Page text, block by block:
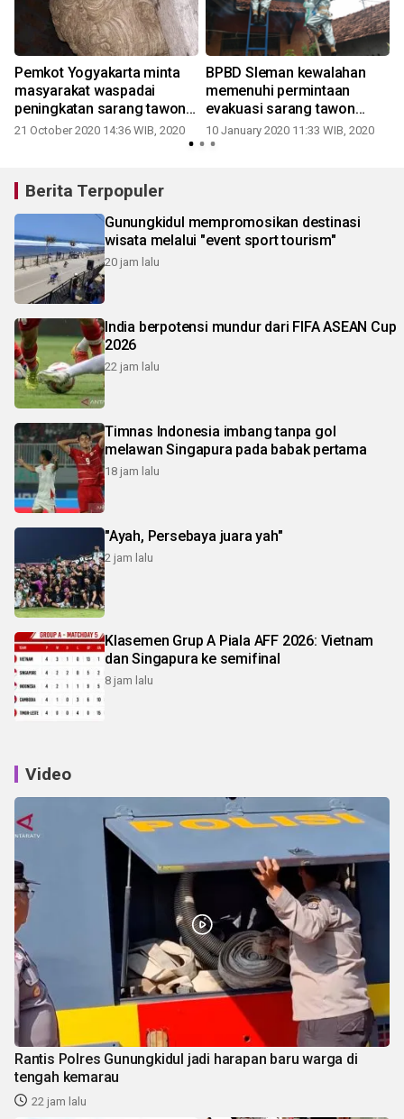
Pemkot Yogyakarta minta
masyarakat waspadai
peningkatan sarang tawon
musim hujan
21 October 2020 14:36 WIB, 2020
BPBD Sleman kewalahan
memenuhi permintaan
evakuasi sarang tawon
vespa
10 January 2020 11:33 WIB, 2020
Berita Terpopuler
Gunungkidul mempromosikan destinasi
wisata melalui "event sport tourism"
20 jam lalu
India berpotensi mundur dari FIFA ASEAN Cup
2026
22 jam lalu
Timnas Indonesia imbang tanpa gol
melawan Singapura pada babak pertama
18 jam lalu
"Ayah, Persebaya juara yah"
2 jam lalu
Klasemen Grup A Piala AFF 2026: Vietnam
dan Singapura ke semifinal
8 jam lalu
Video
Rantis Polres Gunungkidul jadi harapan baru warga di
tengah kemarau
22 jam lalu